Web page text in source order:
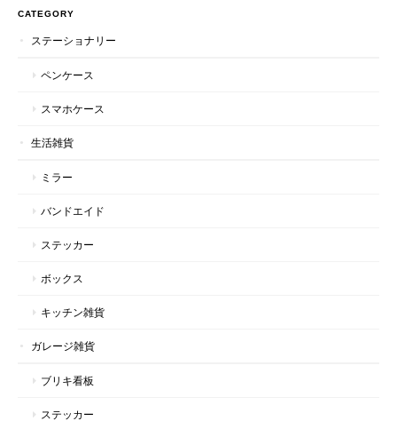
CATEGORY
ステーショナリー
ペンケース
スマホケース
生活雑貨
ミラー
バンドエイド
ステッカー
ボックス
キッチン雑貨
ガレージ雑貨
ブリキ看板
ステッカー